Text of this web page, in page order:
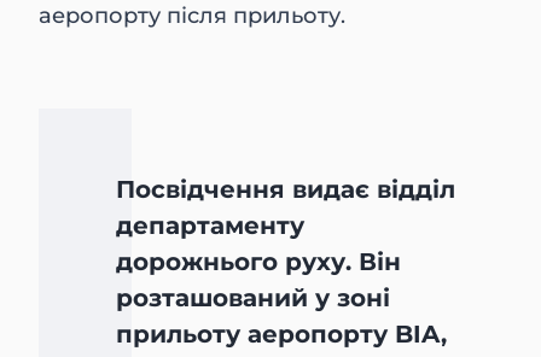
аеропорту після прильоту.
Посвідчення видає відділ
департаменту
дорожнього руху. Він
розташований у зоні
прильоту аеропорту BIA,